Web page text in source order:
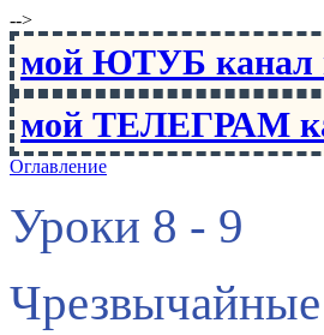
-->
мой ЮТУБ
мой ТЕЛЕГРАМ
Оглавление
Уроки 8 - 9